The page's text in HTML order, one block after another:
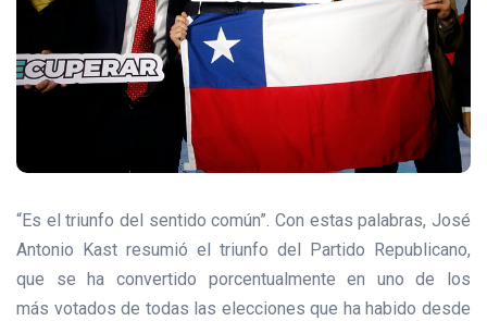
“Es el triunfo del sentido común”. Con estas palabras, José
Antonio Kast resumió el triunfo del Partido Republicano,
que se ha convertido porcentualmente en uno de los
más votados de todas las elecciones que ha habido desde